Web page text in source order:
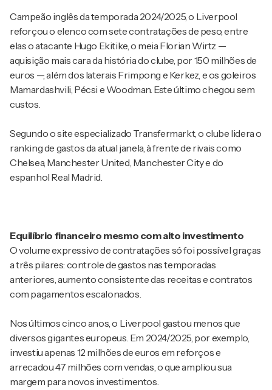
Campeão inglês da temporada 2024/2025, o Liverpool
reforçou o elenco com sete contratações de peso, entre
elas o atacante Hugo Ekitike, o meia Florian Wirtz —
aquisição mais cara da história do clube, por 150 milhões de
euros —, além dos laterais Frimpong e Kerkez, e os goleiros
Mamardashvili, Pécsi e Woodman. Este último chegou sem
custos.
Segundo o site especializado Transfermarkt, o clube lidera o
ranking de gastos da atual janela, à frente de rivais como
Chelsea, Manchester United, Manchester City e do
espanhol Real Madrid.
Equilíbrio financeiro mesmo com alto investimento
O volume expressivo de contratações só foi possível graças
a três pilares: controle de gastos nas temporadas
anteriores, aumento consistente das receitas e contratos
com pagamentos escalonados.
Nos últimos cinco anos, o Liverpool gastou menos que
diversos gigantes europeus. Em 2024/2025, por exemplo,
investiu apenas 12 milhões de euros em reforços e
arrecadou 47 milhões com vendas, o que ampliou sua
margem para novos investimentos.